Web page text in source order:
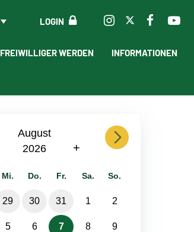
LOGIN
FREIWILLIGER WERDEN INFORMATIONEN
August
2026
+
next
Mi. Do. Fr. Sa. So.
29 30 31 1 2
5 6 7 8 9